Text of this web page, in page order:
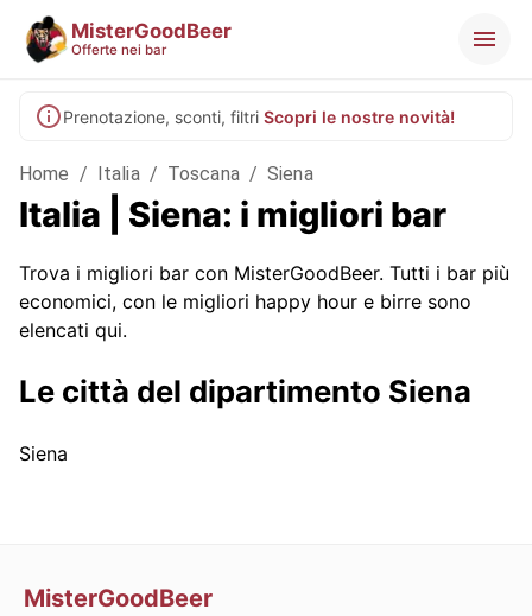
MisterGoodBeer
Offerte nei bar
Prenotazione, sconti, filtri Scopri le nostre novità!
Home / Italia / Toscana / Siena
Italia | Siena: i migliori bar
Trova i migliori bar con MisterGoodBeer. Tutti i bar più
economici, con le migliori happy hour e birre sono
elencati qui.
Le città del dipartimento Siena
Siena
MisterGoodBeer